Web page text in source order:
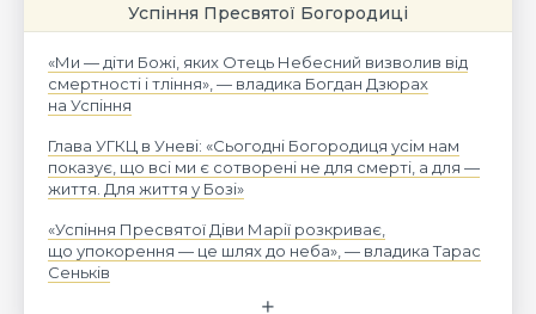
Успіння Пресвятої Богородиці
«Ми — діти Божі, яких Отець Небесний визволив від
смертності і тління», — владика Богдан Дзюрах
на Успіння
Глава УГКЦ в Уневі: «Сьогодні Богородиця усім нам
показує, що всі ми є сотворені не для смерті, а для —
життя. Для життя у Бозі»
«Успіння Пресвятої Діви Марії розкриває,
що упокорення — це шлях до неба», — владика Тарас
Сеньків